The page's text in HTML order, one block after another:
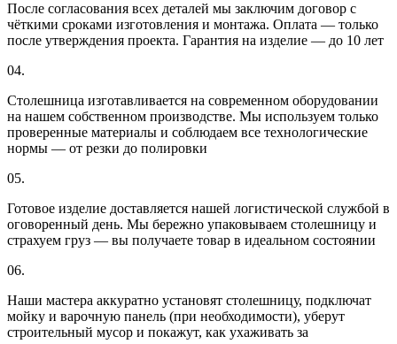
После согласования всех деталей мы заключим договор с
чёткими сроками изготовления и монтажа. Оплата — только
после утверждения проекта. Гарантия на изделие — до 10 лет
04.
Столешница изготавливается на современном оборудовании
на нашем собственном производстве. Мы используем только
проверенные материалы и соблюдаем все технологические
нормы — от резки до полировки
05.
Готовое изделие доставляется нашей логистической службой в
оговоренный день. Мы бережно упаковываем столешницу и
страхуем груз — вы получаете товар в идеальном состоянии
06.
Наши мастера аккуратно установят столешницу, подключат
мойку и варочную панель (при необходимости), уберут
строительный мусор и покажут, как ухаживать за